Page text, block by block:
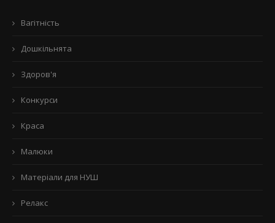
Вагітність
Дошкільнята
Здоров'я
Конкурси
Краса
Малюки
Матеріали для НУШ
Релакс